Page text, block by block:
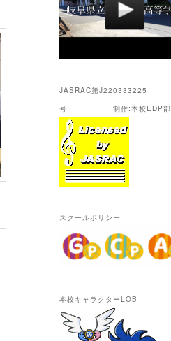
JASRAC第J220333225
号 制作:本校EDP部
スクールポリシー
本校キャラクターLOB